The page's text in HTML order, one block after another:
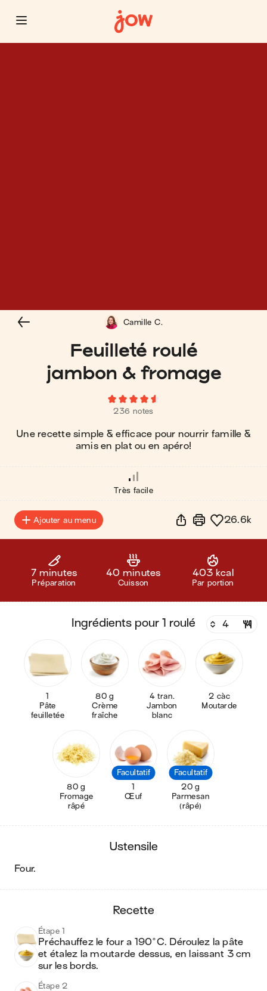
Feuilleté roulé
jambon & fromage
236 notes
Une recette simple & efficace pour nourrir famille &
amis en plat ou en apéro!
Camille C.
Très facile
Ajouter au menu 26.6k
7 minutes
Préparation
40 minutes
Cuisson
403 kcal
Par portion
ingrédients pour 1 roulé
1
Pâte
feuilletée
80 g
Crème
fraîche
4 tran.
Jambon
blanc
2 càc
Moutarde
80 g
Fromage
râpé
Facultatif
1
Œuf
Facultatif
20 g
Parmesan
(râpé)
ustensile
four.
recette
Étape 1
Préchauffez le four a 190°C. Déroulez la pâte
et étalez la moutarde dessus, en laissant 3 cm
sur les bords.
Étape 2